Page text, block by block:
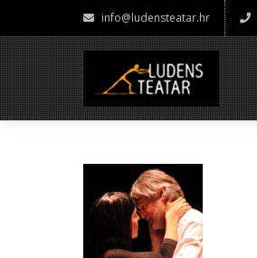
info@ludensteatar.hr